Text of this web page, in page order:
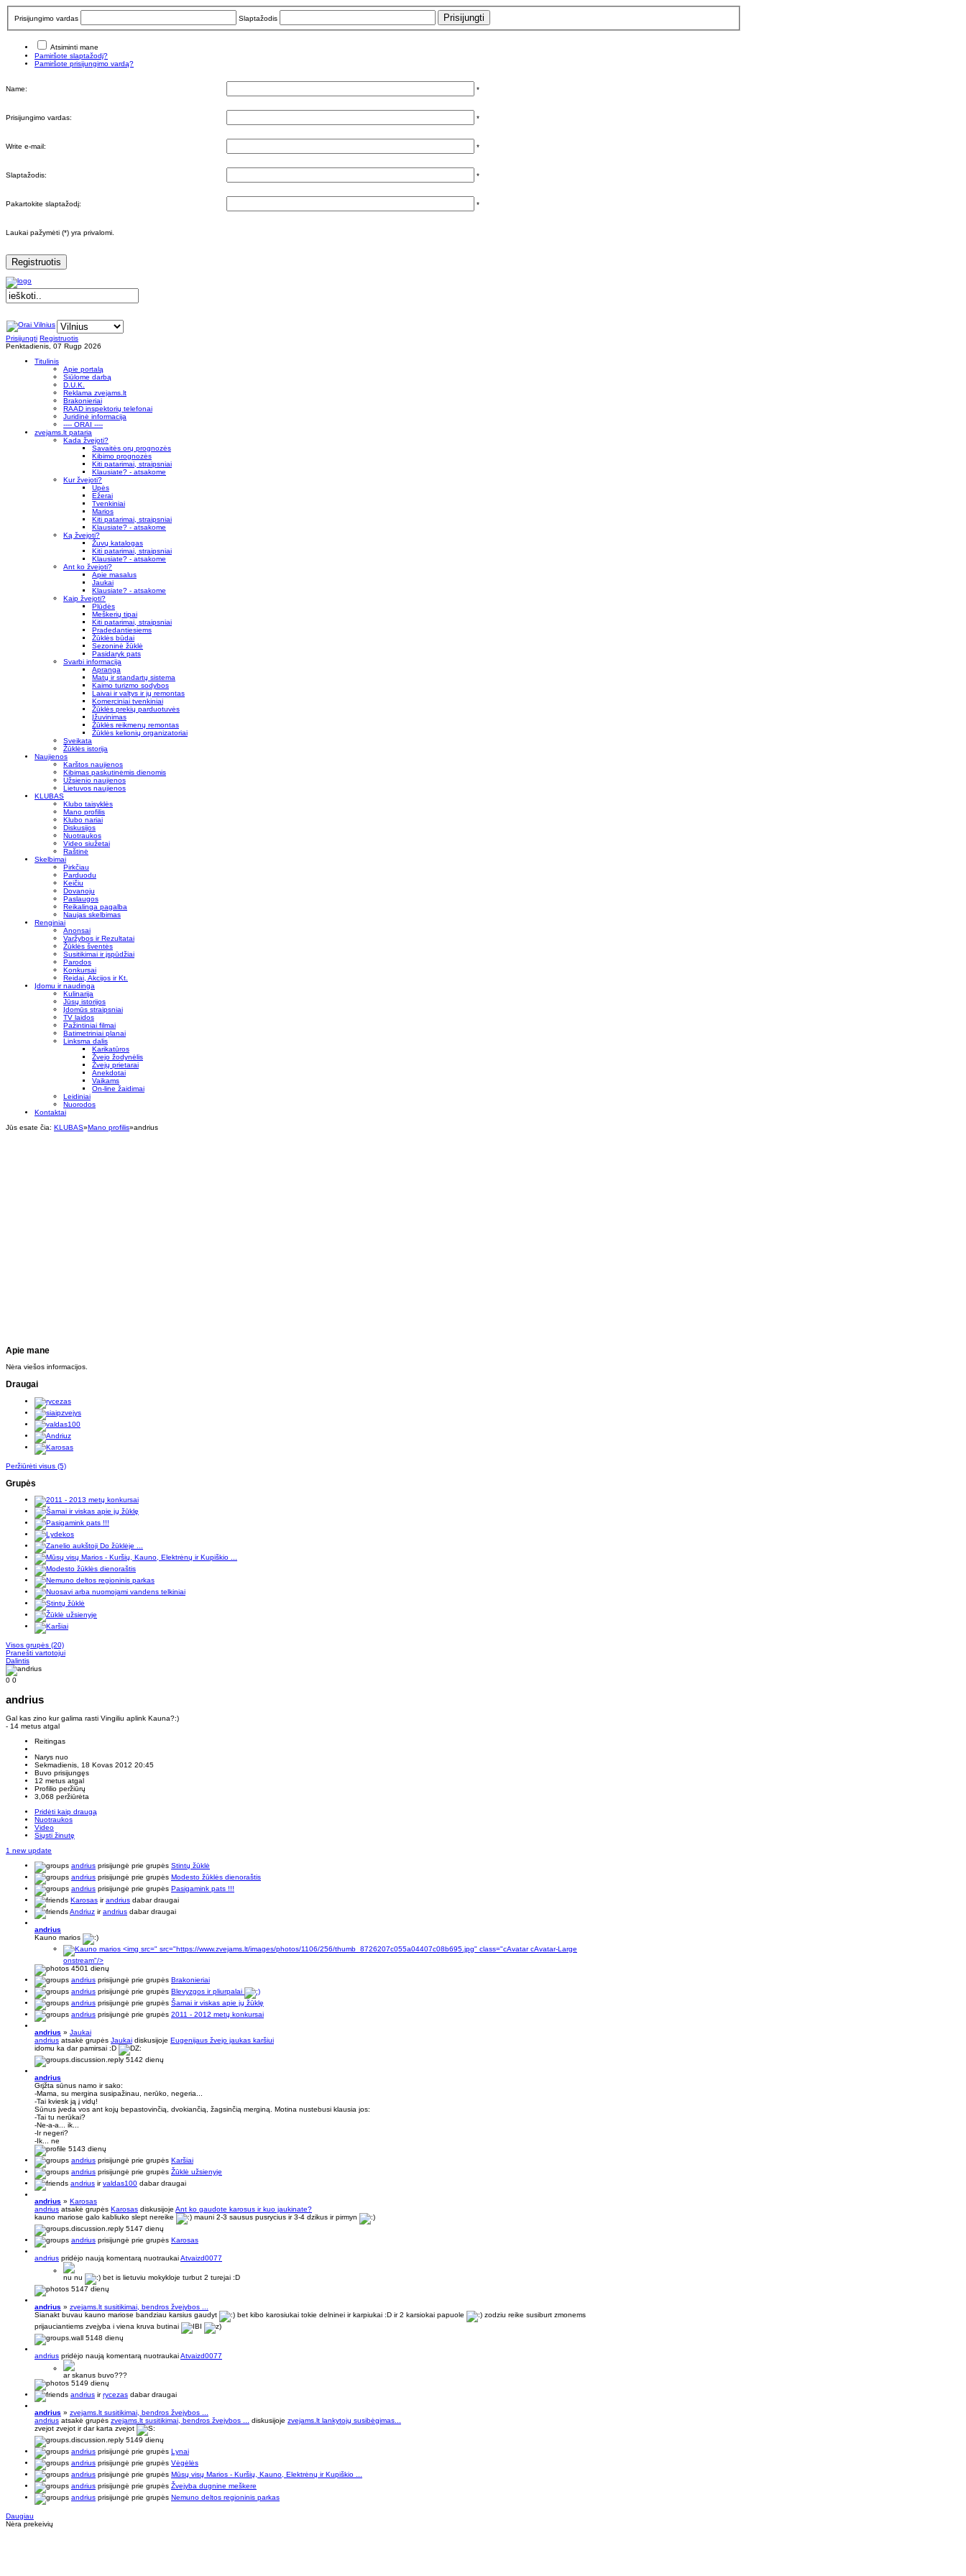
Prisijungimo vardas Slaptažodis
Atsiminti mane
Pamiršote slaptažodį?
Pamiršote prisijungimo vardą?
Name: *
Prisijungimo vardas: *
Write e-mail: *
Slaptažodis: *
Pakartokite slaptažodį: *
Laukai pažymėti (*) yra privalomi.
Registruotis
Prisijungti Registruotis
Penktadienis, 07 Rugp 2026
Titulinis
Apie portalą
Siūlome darbą
D.U.K.
Reklama zvejams.lt
Brakonieriai
RAAD inspektorių telefonai
Juridinė informacija
---- ORAI ----
zvejams.lt pataria
Kada žvejoti?
Savaitės orų prognozės
Kibimo prognozės
Kiti patarimai, straipsniai
Klausiate? - atsakome
Kur žvejoti?
Upės
Ežerai
Tvenkiniai
Marios
Kiti patarimai, straipsniai
Klausiate? - atsakome
Ką žvejoti?
Žuvų katalogas
Kiti patarimai, straipsniai
Klausiate? - atsakome
Ant ko žvejoti?
Apie masalus
Jaukai
Klausiate? - atsakome
Kaip žvejoti?
Plūdės
Meškerių tipai
Kiti patarimai, straipsniai
Pradedantiesiems
Žūklės būdai
Sezoninė žūklė
Pasidaryk pats
Svarbi informacija
Apranga
Matų ir standartų sistema
Kaimo turizmo sodybos
Laivai ir valtys ir jų remontas
Komerciniai tvenkiniai
Žūklės prekių parduotuvės
Įžuvinimas
Žūklės reikmenų remontas
Žūklės kelionių organizatoriai
Sveikata
Žūklės istorija
Naujienos
Karštos naujienos
Kibimas paskutinėmis dienomis
Užsienio naujienos
Lietuvos naujienos
KLUBAS
Klubo taisyklės
Mano profilis
Klubo nariai
Diskusijos
Nuotraukos
Video siužetai
Raštinė
Skelbimai
Pirkčiau
Parduodu
Keičiu
Dovanoju
Paslaugos
Reikalinga pagalba
Naujas skelbimas
Renginiai
Anonsai
Varžybos ir Rezultatai
Žūklės šventės
Susitikimai ir įspūdžiai
Parodos
Konkursai
Reidai, Akcijos ir Kt.
Įdomu ir naudinga
Kulinarija
Jūsų istorijos
Įdomūs straipsniai
TV laidos
Pažintiniai filmai
Batimetriniai planai
Linksma dalis
Karikatūros
Žvejo žodynėlis
Žvejų prietarai
Anekdotai
Vaikams
On-line žaidimai
Leidiniai
Nuorodos
Kontaktai
Jūs esate čia: KLUBAS»Mano profilis»andrius
Apie mane
Nėra viešos informacijos.
Draugai
Peržiūrėti visus (5)
Grupės
Visos grupės (20)
Pranešti vartotojui
Dalintis
0 0
andrius
Gal kas zino kur galima rasti Vingiliu aplink Kauna?:)
- 14 metus atgal
Reitingas
Narys nuo
Sekmadienis, 18 Kovas 2012 20:45
Buvo prisijungęs
12 metus atgal
Profilio peržiūrų
3,068 peržiūrėta
Pridėti kaip draugą
Nuotraukos
Video
Siųsti žinutę
1 new update
andrius prisijungė prie grupės Stintų žūklė
andrius prisijungė prie grupės Modesto žūklės dienoraštis
andrius prisijungė prie grupės Pasigamink pats !!!
Karosas irandrius dabar draugai
Andriuz irandrius dabar draugai
andrius
Kauno marios
" src="https://www.zvejams.lt/images/photos/1106/256/thumb_8726207c055a04407c08b695.jpg" class="cAvatar cAvatar-Large
onstream"/>
4501 dienų
andrius prisijungė prie grupės Brakonieriai
andrius prisijungė prie grupės Blevyzgos ir pliurpalai
andrius prisijungė prie grupės Šamai ir viskas apie jų žūklę
andrius prisijungė prie grupės 2011 - 2012 metų konkursai
andrius » Jaukai
andrius atsakė grupės Jaukai diskusijoje Eugenijaus žvejo jaukas karšiui
idomu ka dar pamirsai :D
5142 dienų
andrius
Grįžta sūnus namo ir sako:
-Mama, su mergina susipažinau, nerūko, negeria...
-Tai kviesk ją į vidų!
Sūnus įveda vos ant kojų bepastovinčią, dvokiančią, žagsinčią merginą. Motina nustebusi klausia jos:
-Tai tu nerūkai?
-Ne-a-a... ik...
-Ir negeri?
-Ik... ne
5143 dienų
andrius prisijungė prie grupės Karšiai
andrius prisijungė prie grupės Žūklė užsienyje
andrius irvaldas100 dabar draugai
andrius » Karosas
andrius atsakė grupės Karosas diskusijoje Ant ko gaudote karosus ir kuo jaukinate?
kauno mariose galo kabliuko slept nereike
mauni 2-3 sausus pusrycius ir 3-4 dzikus ir pirmyn
5147 dienų
andrius prisijungė prie grupės Karosas
andrius pridėjo naują komentarą nuotraukaiAtvaizd0077
nu nu
bet is lietuviu mokykloje turbut 2 turejai :D
5147 dienų
andrius » zvejams.lt susitikimai, bendros žvejybos ...
Sianakt buvau kauno mariose bandziau karsius gaudyt
bet kibo karosiukai tokie delninei ir karpiukai :D ir 2 karsiokai papuole
zodziu reike susiburt zmonems
prijauciantiems zvejyba i viena kruva butinai
5148 dienų
andrius pridėjo naują komentarą nuotraukaiAtvaizd0077
ar skanus buvo???
5149 dienų
andrius irrycezas dabar draugai
andrius » zvejams.lt susitikimai, bendros žvejybos ...
andrius atsakė grupės zvejams.lt susitikimai, bendros žvejybos ... diskusijoje zvejams.lt lankytojų susibėgimas...
zvejot zvejot ir dar karta zvejot
5149 dienų
andrius prisijungė prie grupės Lynai
andrius prisijungė prie grupės Vėgėlės
andrius prisijungė prie grupės Mūsų visų Marios - Kuršių, Kauno, Elektrėnų ir Kupiškio ...
andrius prisijungė prie grupės Žvejyba dugnine meškere
andrius prisijungė prie grupės Nemuno deltos regioninis parkas
Daugiau
Nėra prekeivių